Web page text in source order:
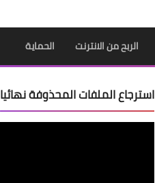
الربح من الانترنت الحماية
استرجاع الملفات المحذوفة نهائيا